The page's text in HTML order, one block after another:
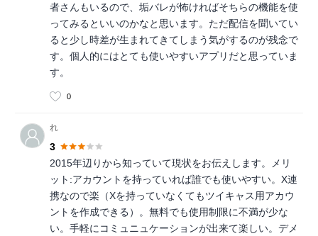
者さんもいるので、垢バレが怖ければそちらの機能を使
ってみるといいのかなと思います。ただ配信を聞いてい
ると少し時差が生まれてきてしまう気がするのが残念で
す。個人的にはとても使いやすいアプリだと思っていま
す。
0
れ
3
2015年辺りから知っていて現状をお伝えします。メリ
ット:アカウントを持っていれば誰でも使いやすい。X連
携なので楽（Xを持っていなくてもツイキャス用アカウ
ントを作成できる）。無料でも使用制限に不満が少な
い。手軽にコミュニュケーションが出来て楽しい。デメ